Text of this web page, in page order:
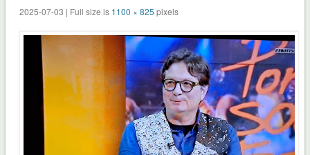
2025-07-03 | Full size is 1100 × 825 pixels